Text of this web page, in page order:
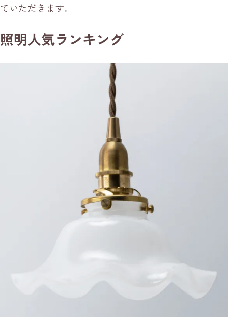
ていただきます。
照明人気ランキング